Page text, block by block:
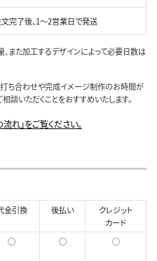
完了後、1～2営業日で発送
また加工するデザインによって必要日数は
ち合わせや完成イメージ制作のお時間が
談いただくことをおすすめいたします。
れ」をご覧ください。
金引換 後払い
クレジット
カード
○ ○ ◯